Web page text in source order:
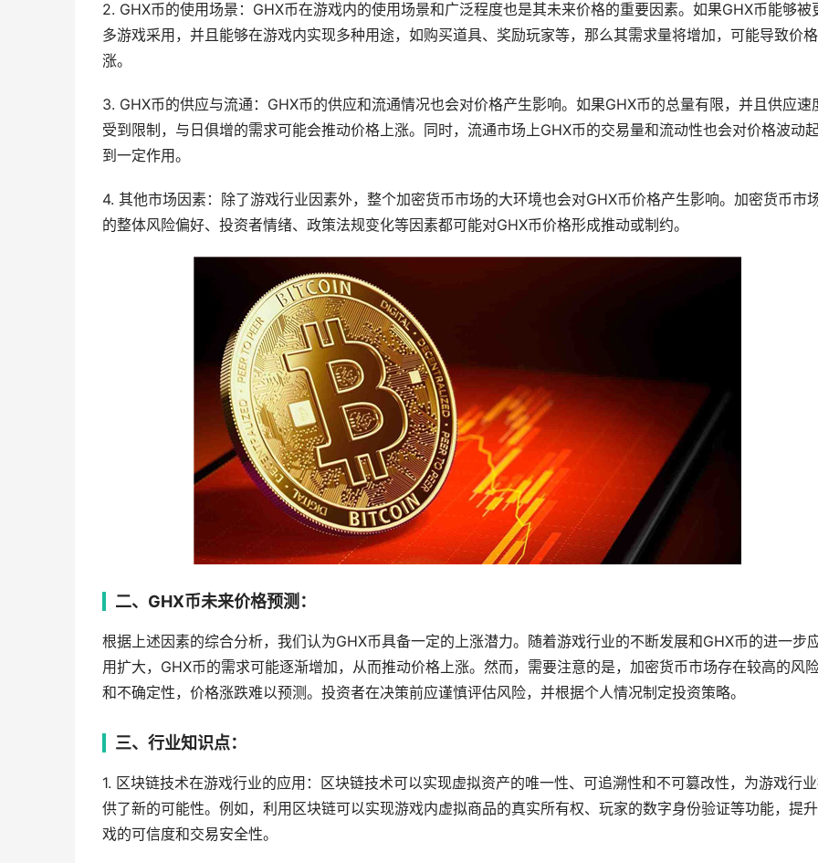
2. GHX币的使用场景：GHX币在游戏内的使用场景和广泛程度也是其未来价格的重要因素。如果GHX币能够被
多游戏采用，并且能够在游戏内实现多种用途，如购买道具、奖励玩家等，那么其需求量将增加，可能导致价
涨。
3. GHX币的供应与流通：GHX币的供应和流通情况也会对价格产生影响。如果GHX币的总量有限，并且供应速
受到限制，与日俱增的需求可能会推动价格上涨。同时，流通市场上GHX币的交易量和流动性也会对价格波动
到一定作用。
4. 其他市场因素：除了游戏行业因素外，整个加密货币市场的大环境也会对GHX币价格产生影响。加密货币市
的整体风险偏好、投资者情绪、政策法规变化等因素都可能对GHX币价格形成推动或制约。
二、GHX币未来价格预测：
根据上述因素的综合分析，我们认为GHX币具备一定的上涨潜力。随着游戏行业的不断发展和GHX币的进一步
用扩大，GHX币的需求可能逐渐增加，从而推动价格上涨。然而，需要注意的是，加密货币市场存在较高的风
和不确定性，价格涨跌难以预测。投资者在决策前应谨慎评估风险，并根据个人情况制定投资策略。
三、行业知识点：
1. 区块链技术在游戏行业的应用：区块链技术可以实现虚拟资产的唯一性、可追溯性和不可篡改性，为游戏行
供了新的可能性。例如，利用区块链可以实现游戏内虚拟商品的真实所有权、玩家的数字身份验证等功能，提
戏的可信度和交易安全性。